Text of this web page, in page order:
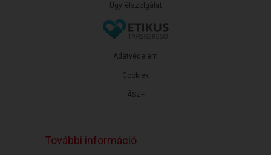
Ügyfélszolgálat
ÁSZF
Adatvédelem
Cookiek
További információ